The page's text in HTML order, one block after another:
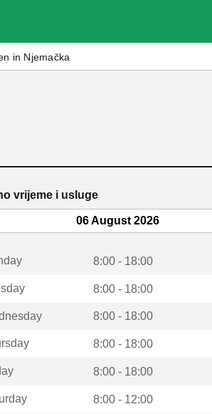
in Njemačka
vrijeme i usluge
06 August 2026
8:00 - 18:00
8:00 - 18:00
8:00 - 18:00
8:00 - 18:00
8:00 - 18:00
8:00 - 12:00